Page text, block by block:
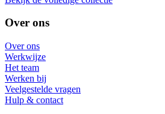
Over ons
Over ons
Werkwijze
Het team
Werken bij
Veelgestelde vragen
Hulp & contact